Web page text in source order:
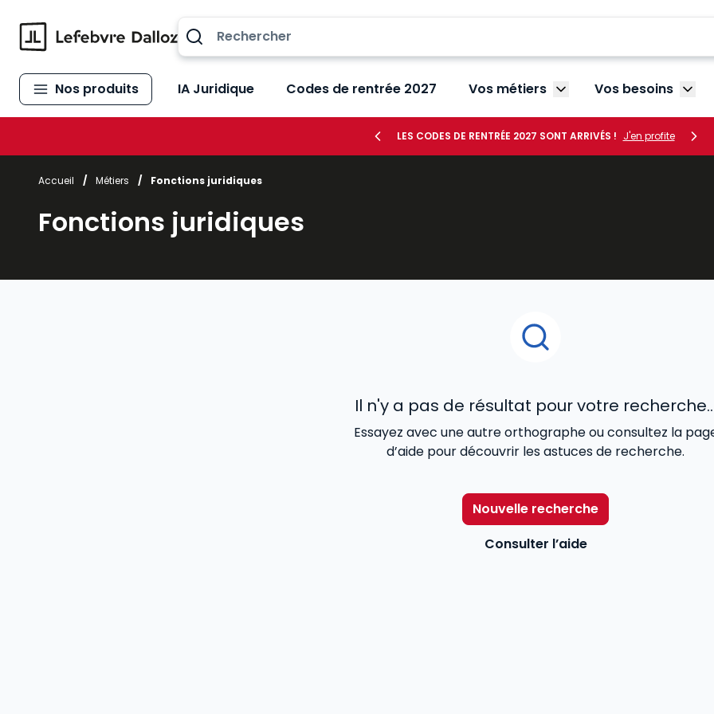
Nos produits IA Juridique Codes de rentrée 2027 Vos métiers Afficher le sous-menu
Vos besoins
LES CODES DE RENTRÉE 2027 SONT ARRIVÉS ! J'en profite
Accueil / Métiers / Fonctions juridiques
Fonctions juridiques
Il n'y a pas de résultat pour votre
Essayez avec une autre orthographe ou consultez la
d’aide pour découvrir les astuces de recherche.
Nouvelle recherche
Consulter l’aide